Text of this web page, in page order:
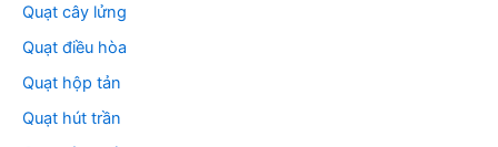
Quạt cây lửng
Quạt điều hòa
Quạt hộp tản
Quạt hút trần